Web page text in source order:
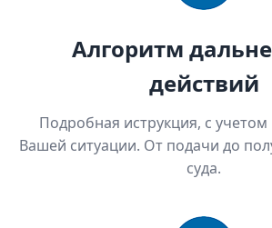
Алгоритм
действий
Подробная иструкция, с
Вашей ситуации. От подачи до
суда.